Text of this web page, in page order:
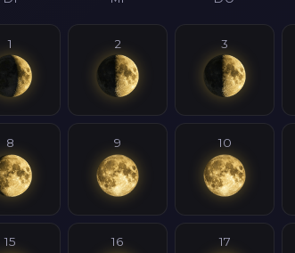
1 2 3
8 9 10
15 16 17